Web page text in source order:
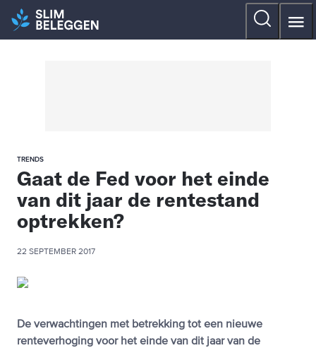
TRENDS
Gaat de Fed voor het einde
van dit jaar de rentestand
optrekken?
22 SEPTEMBER 2017
De verwachtingen met betrekking tot een nieuwe
renteverhoging voor het einde van dit jaar van de